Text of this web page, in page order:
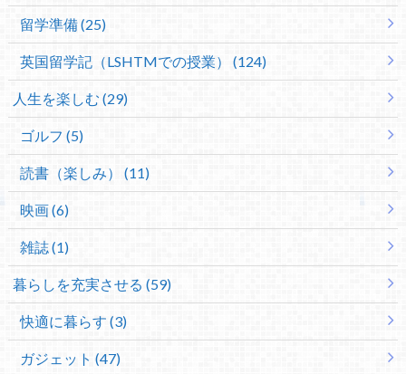
留学準備 (25)
英国留学記（LSHTMでの授業） (124)
人生を楽しむ (29)
ゴルフ (5)
読書（楽しみ） (11)
映画 (6)
雑誌 (1)
暮らしを充実させる (59)
快適に暮らす (3)
ガジェット (47)